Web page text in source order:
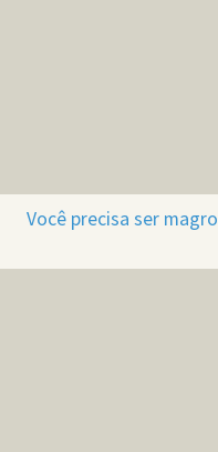
Você precisa ser magro